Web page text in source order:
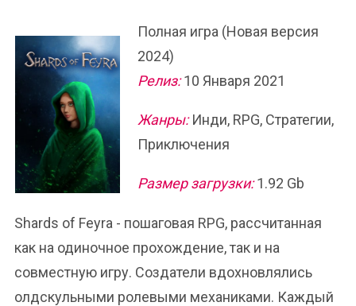
Полная игра (Новая версия
2024)
Релиз:10 Января 2021
Жанры:Инди, RPG, Стратегии,
Приключения
Размер загрузки:1.92 Gb
Shards of Feyra - пошаговая RPG, рассчитанная
как на одиночное прохождение, так и на
совместную игру. Создатели вдохновлялись
олдскульными ролевыми механиками. Каждый